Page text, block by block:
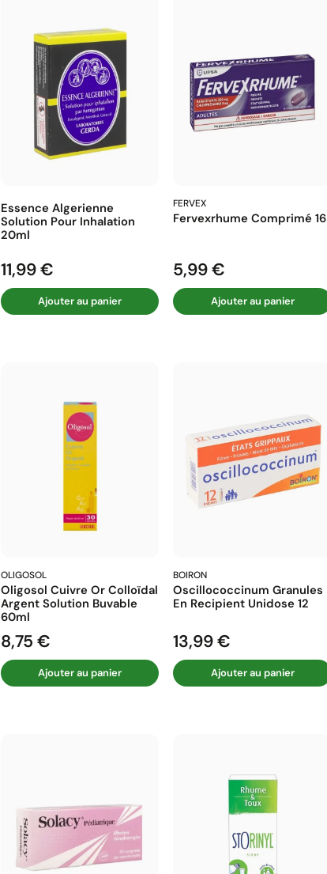
Essence Algerienne
Solution Pour Inhalation
20ml
Prix
11,99 €
Ajouter au panier
FERVEX
Fervexrhume Comprimé 16
Prix
5,99 €
Ajouter au panier
OLIGOSOL
Oligosol Cuivre Or Colloïdal
Argent Solution Buvable
60ml
Prix
8,75 €
Ajouter au panier
BOIRON
Oscillococcinum Granules
En Recipient Unidose 12
Prix
13,99 €
Ajouter au panier